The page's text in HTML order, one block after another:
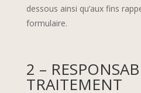
dessous ainsi qu’aux fins
formulaire.
2 –
TRAITEMENT